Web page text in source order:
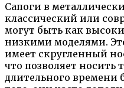
Сапоги в
классический или
могут быть как
низкими моделями.
имеет скругленный
что позволяет носить
длительного времени